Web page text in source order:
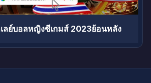
ลย์บอลหญิงซีเกมส์ 2023ย้อนหลัง